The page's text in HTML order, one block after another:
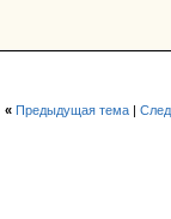
« Предыдущая тема|